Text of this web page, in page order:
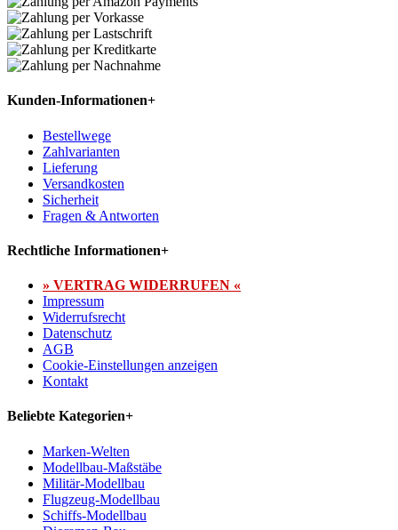
Kunden-Informationen+
Bestellwege
Zahlvarianten
Lieferung
Versandkosten
Sicherheit
Fragen & Antworten
Rechtliche Informationen+
» VERTRAG WIDERRUFEN «
Impressum
Widerrufsrecht
Datenschutz
AGB
Cookie-Einstellungen anzeigen
Kontakt
Beliebte Kategorien+
Marken-Welten
Modellbau-Maßstäbe
Militär-Modellbau
Flugzeug-Modellbau
Schiffs-Modellbau